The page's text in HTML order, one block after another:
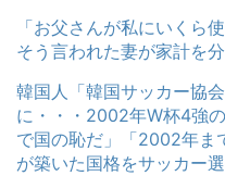
「お父さんが私にいくら
そう言われた妻が家計を
韓国人「韓国サッカー協
に・・・2002年W杯4強
で国の恥だ」「2002年ま
が築いた国格をサッカー